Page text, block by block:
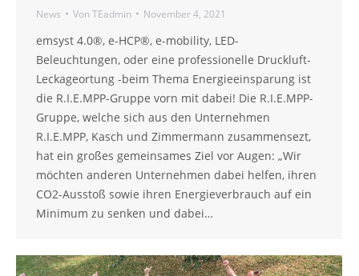
News VonTEadmin November 4, 2021
emsyst 4.0®, e-HCP®, e-mobility, LED-
Beleuchtungen, oder eine professionelle Druckluft-
Leckageortung -beim Thema Energieeinsparung ist
die R.I.E.MPP-Gruppe vorn mit dabei! Die R.I.E.MPP-
Gruppe, welche sich aus den Unternehmen
R.I.E.MPP, Kasch und Zimmermann zusammensezt,
hat ein großes gemeinsames Ziel vor Augen: „Wir
möchten anderen Unternehmen dabei helfen, ihren
CO2-Ausstoß sowie ihren Energieverbrauch auf ein
Minimum zu senken und dabei…